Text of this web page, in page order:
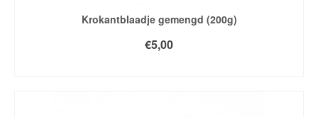
Krokantblaadje gemengd (200g)
€5,00